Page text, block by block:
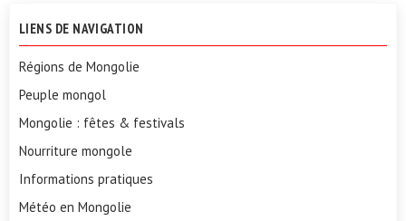
LIENS DE NAVIGATION
Régions de Mongolie
Peuple mongol
Mongolie : fêtes & festivals
Nourriture mongole
Informations pratiques
Météo en Mongolie